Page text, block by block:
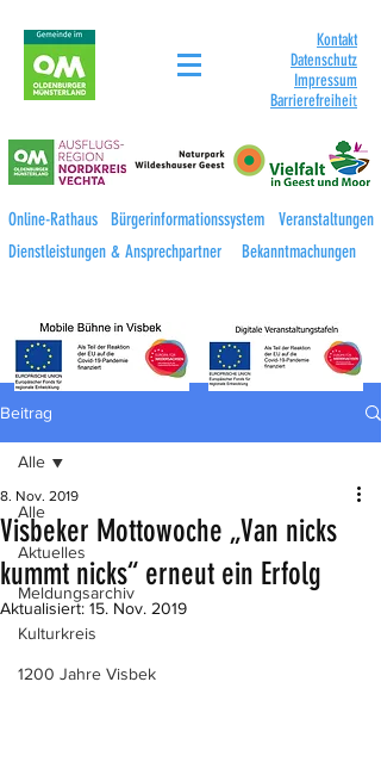
Kontakt
Datenschutz
Impressum
Barrierefreiheit
Online-Rathaus Bürgerinformationssystem
Veranstaltungen
Dienstleistungen & Ansprechpartner
Bekanntmachungen
Beitrag
Alle
Aktuelles
Meldungsarchiv
Kulturkreis
1200 Jahre Visbek
Alle
Visbeker Mottowoche „Van nicks
kummt nicks“ erneut ein Erfolg
8. Nov. 2019
Aktualisiert: 15. Nov. 2019